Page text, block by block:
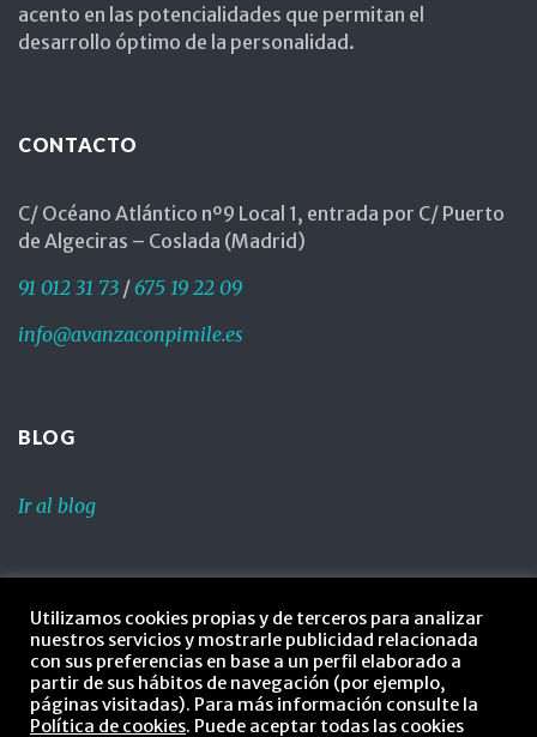
acento en las potencialidades que permitan el
desarrollo óptimo de la personalidad.
CONTACTO
C/ Océano Atlántico nº9 Local 1, entrada por C/ Puerto
de Algeciras – Coslada (Madrid)
91 012 31 73 /675 19 22 09
info@avanzaconpimile.es
BLOG
Ir al blog
Política de privacidad
Política de cookies
Utilizamos cookies propias y de terceros para analizar
nuestros servicios y mostrarle publicidad relacionada
con sus preferencias en base a un perfil elaborado a
partir de sus hábitos de navegación (por ejemplo,
páginas visitadas). Para más información consulte la
Política de cookies. Puede aceptar todas las cookies